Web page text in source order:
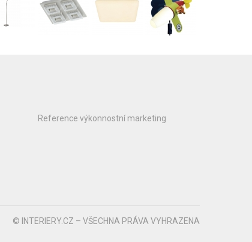
Reference výkonnostní marketing
© INTERIERY.CZ – VŠECHNA PRÁVA VYHRAZENA